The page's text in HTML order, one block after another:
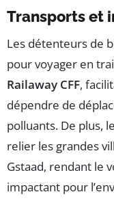
Transports et
Les détenteurs de
pour voyager en
Railaway CFF,
dépendre de
polluants. De plus, le
relier les grandes
Gstaad, rendant le
impactant pour